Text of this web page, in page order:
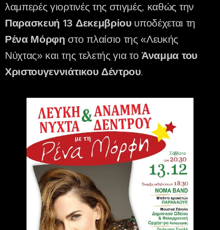
λαμπερές γιορτινές της στιγμές, καθώς την
Παρασκευή 13 Δεκεμβρίουυποδέχεται τη
Ρένα Μόρφη στο πλαίσιο της «Λευκής
Νύχτας» και της τελετής για τοΆναμμα του
Χριστουγεννιάτικου Δέντρου.